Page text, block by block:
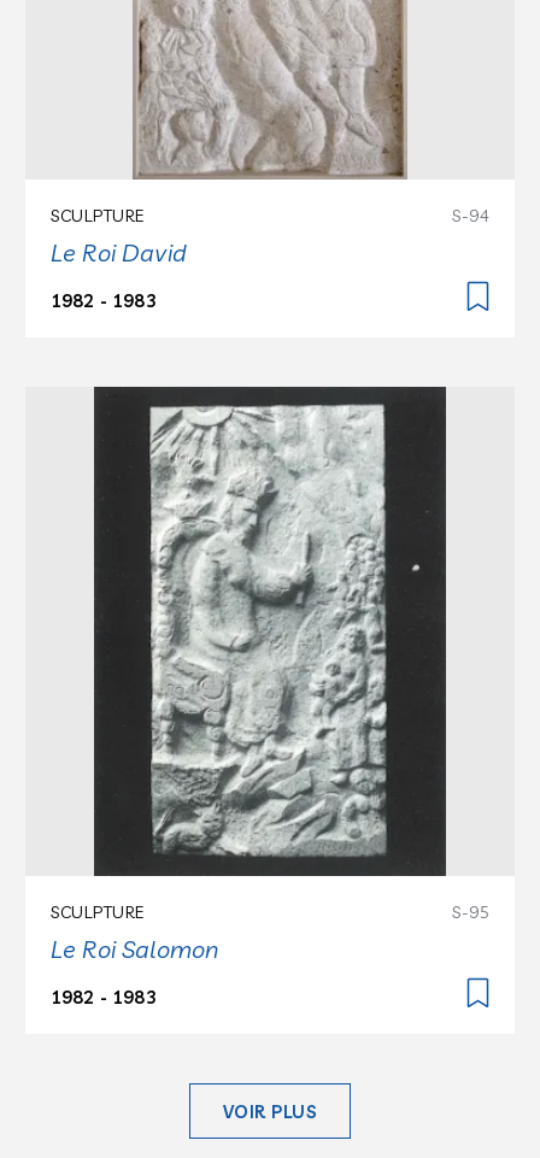
SCULPTURE S-94
Le Roi David
1982 - 1983
SCULPTURE S-95
Le Roi Salomon
1982 - 1983
VOIR PLUS